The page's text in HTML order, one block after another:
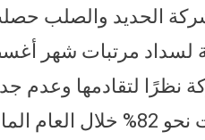
لسداد مرتبات شهر
نظرًا لتقادمها وعدم
الماضي.